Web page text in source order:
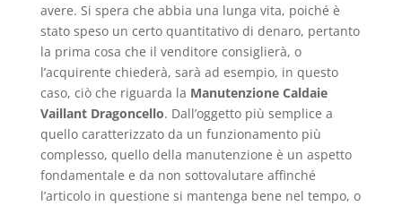
avere. Si spera che abbia una lunga vita, poiché è
stato speso un certo quantitativo di denaro, pertanto
la prima cosa che il venditore consiglierà, o
l’acquirente chiederà, sarà ad esempio, in questo
caso, ciò che riguarda la Manutenzione Caldaie
Vaillant Dragoncello. Dall’oggetto più semplice a
quello caratterizzato da un funzionamento più
complesso, quello della manutenzione è un aspetto
fondamentale e da non sottovalutare affinché
l’articolo in questione si mantenga bene nel tempo, o